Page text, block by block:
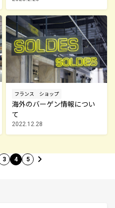
フランス ショップ
海外のバーゲン情報につい
て
2022.12.28
3 4 5